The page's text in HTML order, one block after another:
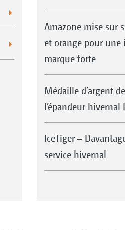
Amazone mise sur
et orange pour une
marque forte
Médaille d’argent
l’épandeur hivernal
IceTiger –
service hivernal